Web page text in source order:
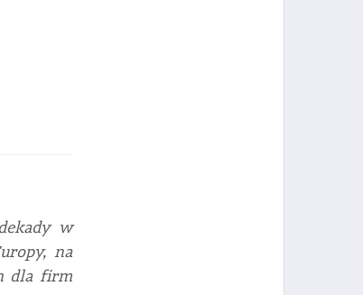
w
na
dla firm